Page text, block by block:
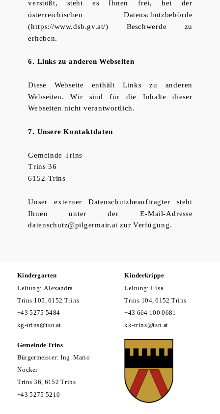
verstößt, steht es Ihnen frei, bei der
österreichischen Datenschutzbehörde
(https://www.dsb.gv.at/) Beschwerde zu
erheben.
6. Links zu anderen Webseiten
Diese Webseite enthält Links zu anderen
Webseiten. Wir sind für die Inhalte dieser
Webseiten nicht verantwortlich.
7. Unsere Kontaktdaten
Gemeinde Trins
Trins 36
6152 Trins
Unser externer Datenschutzbeauftragter steht
Ihnen unter der E-Mail-Adresse
datenschutz@pilgermair.at zur Verfügung.
Gemeinde Trins
Bürgermeister: Ing. Mario
Nocker
Trins 36, 6152 Trins
+43 5275 5210
Kindergarten
Leitung: Alexandra
Trins 105, 6152 Trins
+43 5275 5484
kg-trins@tsn.at
Kinderkrippe
Leitung: Lisa
Trins 104, 6152 Trins
+43 664 100 0681
kk-trins@tsn.at